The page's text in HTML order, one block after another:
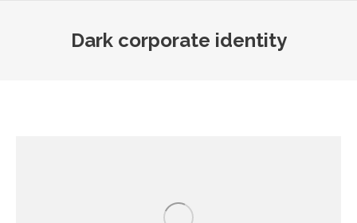
Dark corporate identity